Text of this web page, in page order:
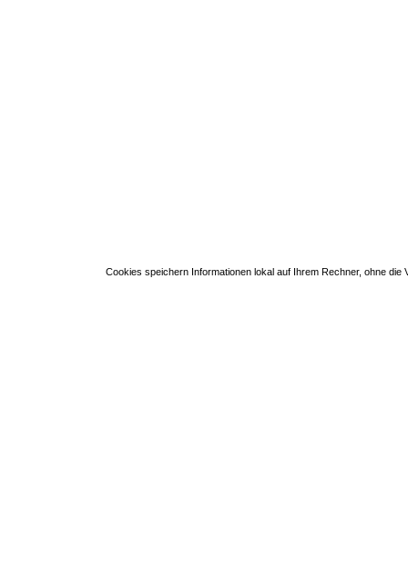
Cookies speichern Informationen lokal auf Ihrem Rechner, ohne